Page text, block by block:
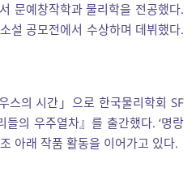
문예창작학과 물리학을 전공했다.
설 공모전에서 수상하며 데뷔했다.
스의 시간」으로 한국물리학회 SF
의 우주열차』를 출간했다. ‘명랑
아래 작품 활동을 이어가고 있다.